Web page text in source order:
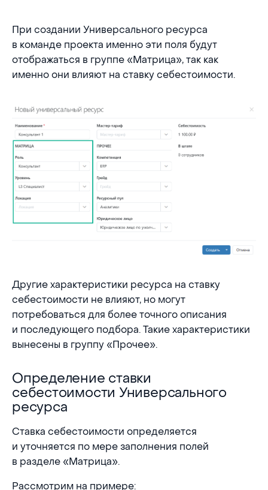
При создании Универсального ресурса
в команде проекта именно эти поля будут
отображаться в группе «Матрица», так как
именно они влияют на ставку себестоимости.
Другие характеристики ресурса на ставку
себестоимости не влияют, но могут
потребоваться для более точного описания
и последующего подбора. Такие характеристики
вынесены в группу «Прочее».
Определение ставки себестоимости
Определение ставки
себестоимости Универсального
ресурса
Ставка себестоимости определяется
и уточняется по мере заполнения полей
в разделе «Матрица».
Рассмотрим на примере: